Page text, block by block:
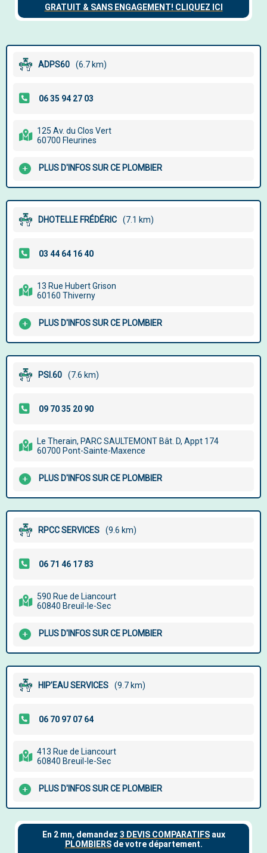
ADPS60 (6.7 km)
125 Av. du Clos Vert
60700 Fleurines
PLUS D'INFOS SUR CE PLOMBIER
DHOTELLE FRÉDÉRIC (7.1 km)
13 Rue Hubert Grison
60160 Thiverny
PLUS D'INFOS SUR CE PLOMBIER
PSI.60 (7.6 km)
Le Therain, PARC SAULTEMONT Bât. D, Appt 174
60700 Pont-Sainte-Maxence
PLUS D'INFOS SUR CE PLOMBIER
RPCC SERVICES (9.6 km)
590 Rue de Liancourt
60840 Breuil-le-Sec
PLUS D'INFOS SUR CE PLOMBIER
HIP’EAU SERVICES (9.7 km)
413 Rue de Liancourt
60840 Breuil-le-Sec
PLUS D'INFOS SUR CE PLOMBIER